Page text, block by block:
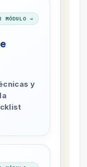
MÓDULO →
y